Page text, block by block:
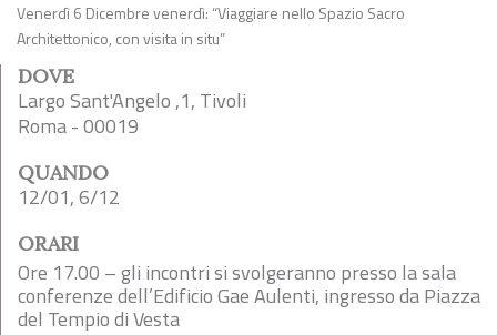
Venerdì 6 Dicembre venerdì: “Viaggiare nello Spazio Sacro
Architettonico, con visita in situ”
DOVE
Largo Sant'Angelo ,1, Tivoli
Roma - 00019
QUANDO
12/01, 6/12
ORARI
Ore 17.00 – gli incontri si svolgeranno presso la sala
conferenze dell’Edificio Gae Aulenti, ingresso da Piazza
del Tempio di Vesta